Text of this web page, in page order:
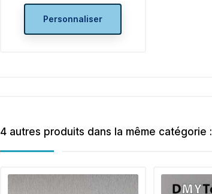
Personnaliser
4 autres produits dans la même catégorie :